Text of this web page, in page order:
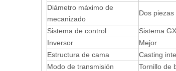
Diámetro máximo de
mecanizado
Dos
Sistema de control
Sistema
Inversor
Mejor
Estructura de cama
Casting
Modo de transmisión
Tornillo de